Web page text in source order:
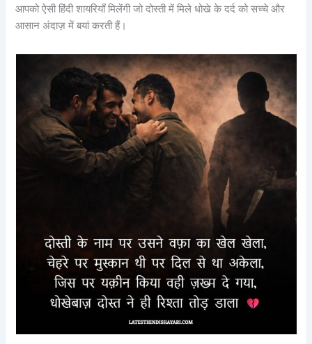
आपको ऐसी हिंदी शायरियाँ मिलेंगी जो दोस्ती में मिले धोखे के दर्द को सच्चे और
आसान अंदाज़ में बयां करती हैं।